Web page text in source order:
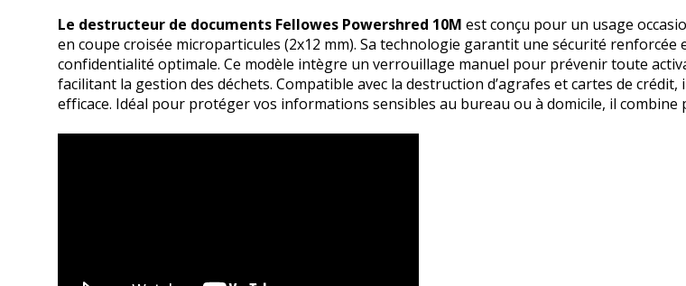
Le destructeur de documents Fellowes Powershred 10M est conçu pour un usage
en coupe croisée microparticules (2x12 mm). Sa technologie garantit une sécurité
confidentialité optimale. Ce modèle intègre un verrouillage manuel pour prévenir toute
facilitant la gestion des déchets. Compatible avec la destruction d’agrafes et cartes de
efficace. Idéal pour protéger vos informations sensibles au bureau ou à domicile, il combine